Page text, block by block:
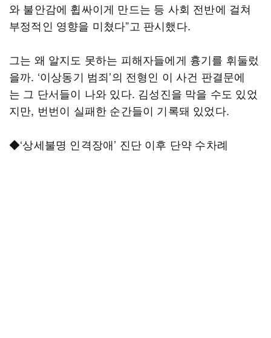
와 불안감에 휩싸이게 만드는 등 사회 전반에 걸쳐
부정적인 영향을 미쳤다”고 판시했다.
그는 왜 알지도 못하는 피해자들에게 흉기를 휘둘렀
을까. ‘이상동기 범죄’의 전형인 이 사건 판결문에
는 그 단서들이 나와 있다. 김성진을 막을 수도 있었
지만, 번번이 실패한 순간들이 기록돼 있었다.
◆‘상세불명 인격장애’ 진단 이후 단약 수차례